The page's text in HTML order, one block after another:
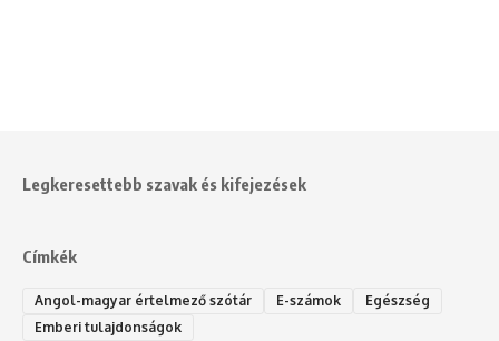
Legkeresettebb szavak és kifejezések
Címkék
Angol-magyar értelmező szótár E-számok
Egészség
Emberi tulajdonságok